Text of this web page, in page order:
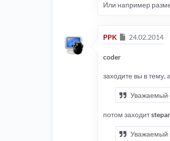
Или например
PPK Сообщение
24.02.2014
coder
заходите вы в
Уважаемый
потом заходит
Уважаемый